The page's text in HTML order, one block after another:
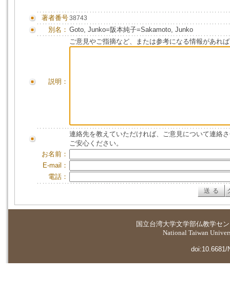
著者番号38743
別名： Goto, Junko=阪本純子=Sakamoto, Junko
説明：
ご意見やご指摘など、または参考になる情報があれ
連絡先を教えていただければ、ご意見について連絡
ご安心ください。
お名前：
E-mail：
電話：
国立台湾大学文学部仏教学セ
National Taiwan
doi:10.6681/